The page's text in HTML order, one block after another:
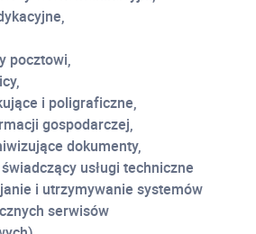
pocztowi,
i poligraficzne,
gospodarczej,
dokumenty,
usługi techniczne
i utrzymywanie systemów
serwisów